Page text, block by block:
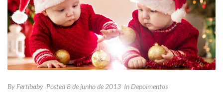
By Fertibaby Posted8 de junho de 2013 In Depoimentos